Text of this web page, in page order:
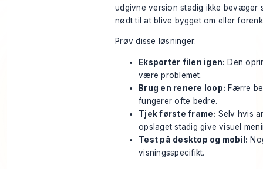
udgivne version stadig ikke bevæger
nødt til at blive bygget om eller
Prøv disse løsninger:
Eksportér filen igen: Den
være problemet.
Brug en renere loop: Færre
fungerer ofte bedre.
Tjek første frame: Selv hvis
opslaget stadig give visuel
Test på desktop og mobil:
visningsspecifikt.